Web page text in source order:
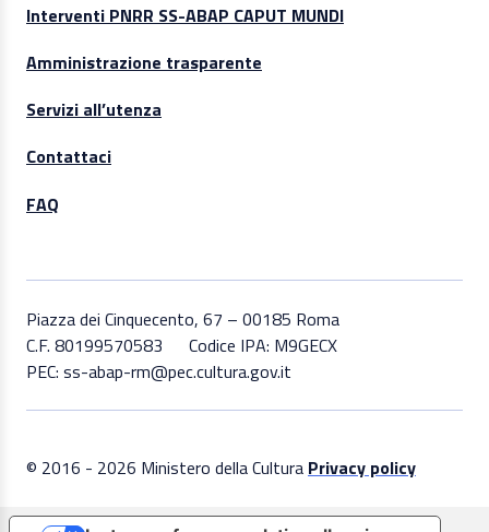
Interventi PNRR SS-ABAP CAPUT MUNDI
Amministrazione trasparente
Servizi all’utenza
Contattaci
FAQ
Piazza dei Cinquecento, 67 – 00185 Roma
C.F. 80199570583
Codice IPA: M9GECX
PEC: ss-abap-rm@pec.cultura.gov.it
© 2016 - 2026 Ministero della Cultura Privacy policy